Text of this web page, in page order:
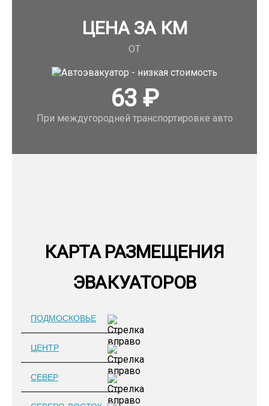
ЦЕНА ЗА КМ
ОТ
63₽
При междугородней транспортировке авто
КАРТА РАЗМЕЩЕНИЯ
ЭВАКУАТОРОВ
ПОДМОСКОВЬЕ
ЦЕНТР
СЕВЕР